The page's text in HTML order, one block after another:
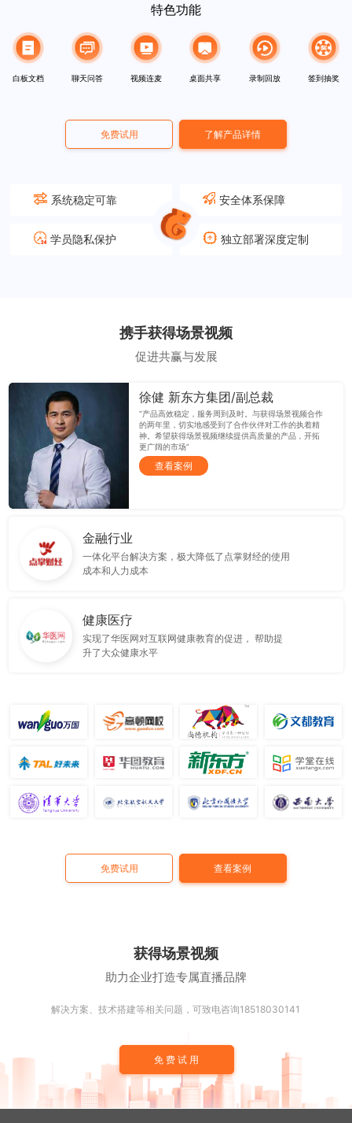
特色功能
白板文档 聊天问答 视频连麦 桌面共享 录制回放 签到抽奖
免费试用 了解产品详情
系统稳定可靠 安全体系保障
学员隐私保护 独立部署深度定制
携手获得场景视频
促进共赢与发展
徐健 新东方集团/副总裁
“产品高效稳定，服务周到及时。与获得场景视频合作
的两年里，切实地感受到了合作伙伴对工作的执着精
神。希望获得场景视频继续提供高质量的产品，开拓
更广阔的市场”
查看案例
金融行业
一体化平台解决方案，极大降低了点掌财经的使用
成本和人力成本
健康医疗
实现了华医网对互联网健康教育的促进， 帮助提
升了大众健康水平
免费试用 查看案例
获得场景视频
助力企业打造专属直播品牌
解决方案、技术搭建等相关问题，可致电咨询18518030141
免费试用